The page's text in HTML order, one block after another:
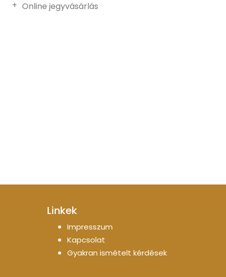
Online jegyvásárlás
Linkek
Impresszum
Kapcsolat
Gyakran ismételt kérdések